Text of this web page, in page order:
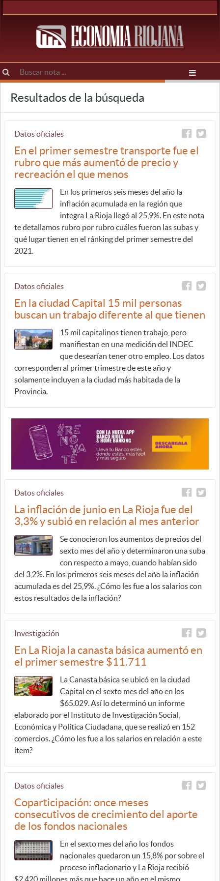
Resultados de la búsqueda
Datos oficiales
En el primer semestre transporte fue el
rubro que más aumentó de precio y
recreación el que menos
En los primeros seis meses del año la
inflación acumulada en la región que
integra La Rioja llegó al 25,9%. En este nota
te detallamos rubro por rubro cuáles fueron las subas y
qué lugar tienen en el ránking del primer semestre del
2021.
Datos oficiales
En la ciudad Capital 15 mil personas
buscan un trabajo diferente al que tienen
15 mil capitalinos tienen trabajo, pero
manifiestan en una medición del INDEC
que desearían tener otro empleo. Los datos
corresponden al primer trimestre de este año y
solamente incluyen a la ciudad más habitada de la
Provincia.
Datos oficiales
La inflación de junio en La Rioja fue del
3,3% y subió en relación al mes anterior
Se conocieron los aumentos de precios del
sexto mes del año y determinaron una suba
con respecto a mayo, cuando habían sido
del 3,2%. En los primeros seis meses del año la inflación
acumulada es del 25,9%. ¿Cómo les fue a los salarios con
estos resultados de la inflación?
Investigación
En La Rioja la canasta básica aumentó en
el primer semestre $11.711
La Canasta básica se ubicó en la ciudad
Capital en el sexto mes del año en los
$65.029. Así lo determinó un informe
elaborado por el Instituto de Investigación Social,
Económica y Política Ciudadana, que se realizó en 152
comercios. ¿Cómo les fue a los salarios en relación a este
ítem?
Datos oficiales
Coparticipación: once meses
consecutivos de crecimiento del aporte
de los fondos nacionales
En el sexto mes del año los fondos
nacionales quedaron un 15,8% por sobre el
proceso inflacionario y La Rioja recibió
$2.420 millones más que hace un año en el mismo